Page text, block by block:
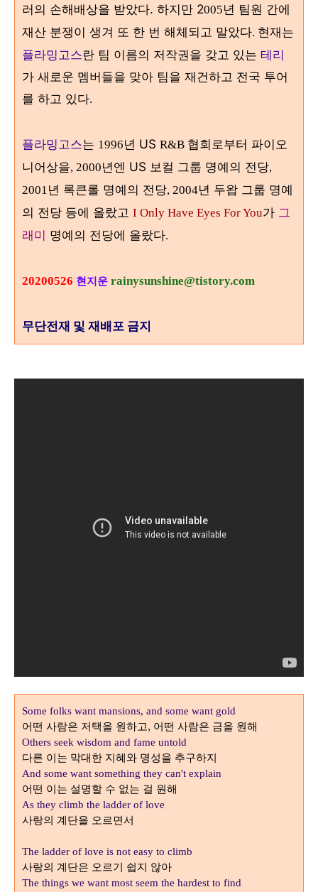
러의 손해배상을 받았다. 하지만 2005년 팀원 간에
재산 분쟁이 생겨 또 한 번 해체되고 말았다. 현재는
플라밍고스란 팀 이름의 저작권을 갖고 있는 테리
가 새로운 멤버들을 맞아 팀을 재건하고 전국 투어
를 하고 있다.
플라밍고스는 1996년 US R&B 협회로부터 파이오
니어상을, 2000년엔 US 보컬 그룹 명예의 전당,
2001년 록큰롤 명예의 전당, 2004년 두왑 그룹 명예
의 전당 등에 올랐고 I Only Have Eyes For You가 그
래미 명예의 전당에 올랐다.
20200526 현지운 rainysunshine@tistory.com
무단전재 및 재배포 금지
Some folks want mansions, and some want gold
어떤 사람은 저택을 원하고, 어떤 사람은 금을 원해
Others seek wisdom and fame untold
다른 이는 막대한 지혜와 명성을 추구하지
And some want something they can't explain
어떤 이는 설명할 수 없는 걸 원해
As they climb the ladder of love
사랑의 계단을 오르면서
The ladder of love is not easy to climb
사랑의 계단은 오르기 쉽지 않아
The things we want most seem the hardest to find